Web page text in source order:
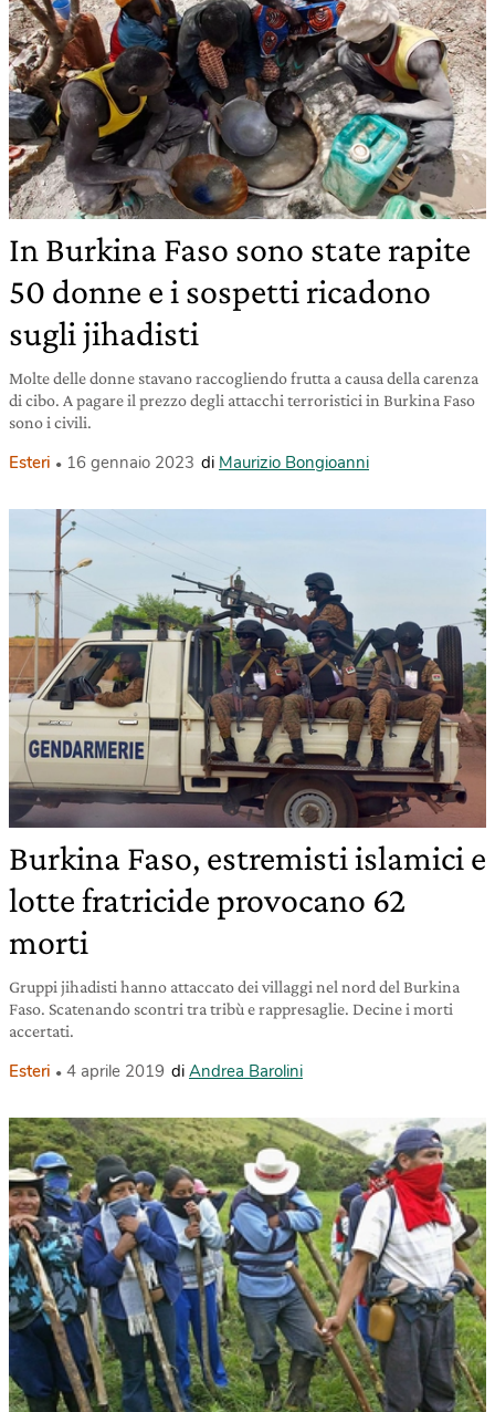
In Burkina Faso sono state rapite
50 donne e i sospetti ricadono
sugli jihadisti
Molte delle donne stavano raccogliendo frutta a causa della carenza
di cibo. A pagare il prezzo degli attacchi terroristici in Burkina Faso
sono i civili.
Esteri 16 gennaio 2023 di Maurizio Bongioanni
Burkina Faso, estremisti islamici e
lotte fratricide provocano 62
morti
Gruppi jihadisti hanno attaccato dei villaggi nel nord del Burkina
Faso. Scatenando scontri tra tribù e rappresaglie. Decine i morti
accertati.
Esteri 4 aprile 2019 di Andrea Barolini